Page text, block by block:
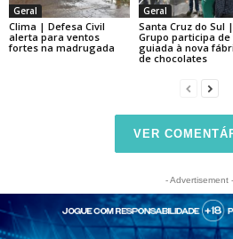
Geral
Clima | Defesa Civil
alerta para ventos
fortes na madrugada
Geral
Santa Cruz do Sul |
Grupo participa de
guiada à nova
de chocolates
VER
- Advertisement -